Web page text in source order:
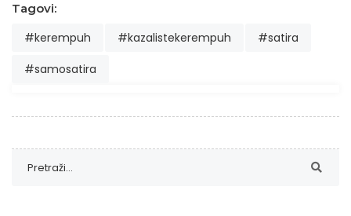
Tagovi:
#kerempuh #kazalistekerempuh
#satira
#samosatira